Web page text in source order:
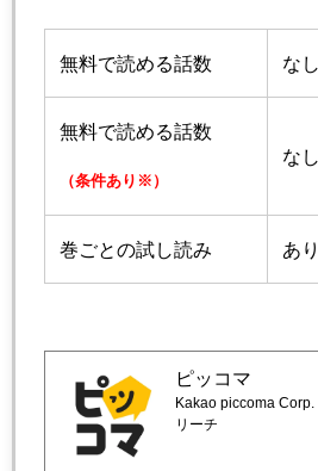
無料で読める話数 なし
無料で読める話数
（条件あり※）
なし
巻ごとの試し読み あり
ピッコマ
Kakao piccoma Corp.
リーチ